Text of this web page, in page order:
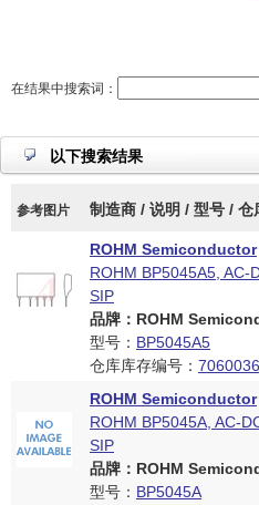
在结果中搜索词：
以下搜索结果
参考图片 制造商 / 说明 / 型号 / 仓
ROHM Semiconductor
ROHM BP5045A5,
SIP
品牌：ROHM
型号： BP5045A5
仓库库存编号：
ROHM Semiconductor
ROHM BP5045A, AC-
SIP
品牌：ROHM
型号： BP5045A